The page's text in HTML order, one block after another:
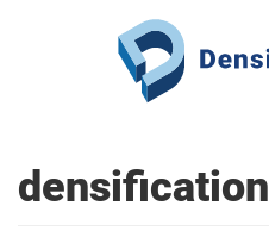
Aller au contenu principal
densification